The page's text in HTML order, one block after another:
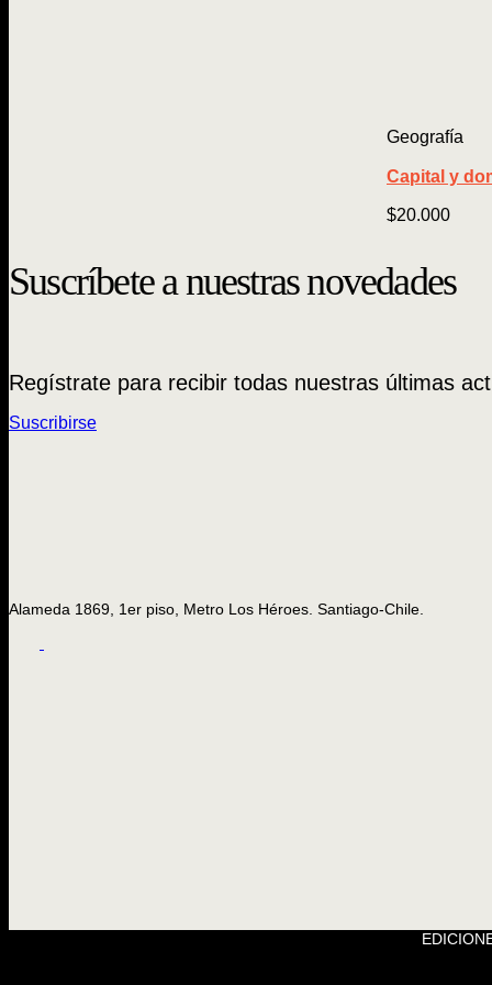
Geografía
Capital y
$20.000
Suscríbete a nuestras novedades
Regístrate para recibir todas nuestras últimas
Suscribirse
Alameda 1869, 1er piso, Metro Los Héroes. Santiago-Chile.